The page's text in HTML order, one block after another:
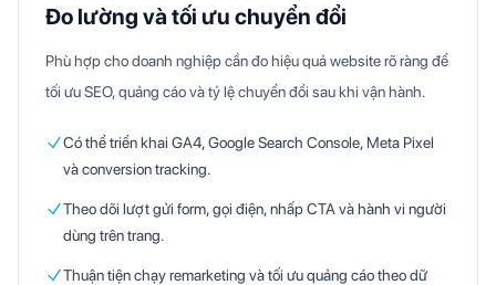
Đo lường và tối ưu chuyển đổi
Phù hợp cho doanh nghiệp cần đo hiệu quả website rõ ràng để
tối ưu SEO, quảng cáo và tỷ lệ chuyển đổi sau khi vận hành.
Có thể triển khai GA4, Google Search Console, Meta Pixel
và conversion tracking.
Theo dõi lượt gửi form, gọi điện, nhấp CTA và hành vi người
dùng trên trang.
Thuận tiện chạy remarketing và tối ưu quảng cáo theo dữ